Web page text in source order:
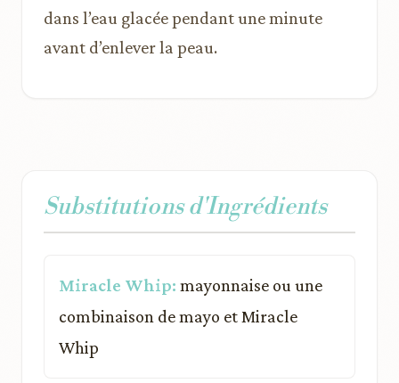
dans l’eau glacée pendant une minute
avant d’enlever la peau.
Substitutions d'Ingrédients
Miracle Whip: mayonnaise ou une
combinaison de mayo et Miracle
Whip